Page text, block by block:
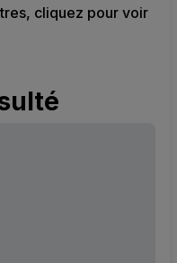
cliquez pour voir